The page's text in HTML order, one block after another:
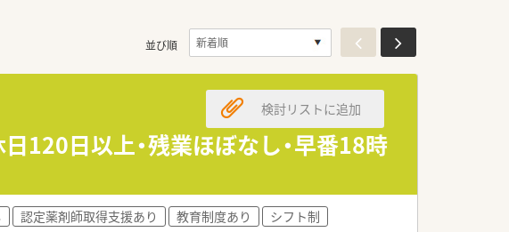
並び順
120日以上・残業ほぼなし・早番18時
検討リストに追加
認定薬剤師取得支援あり 教育制度あり
シフト制